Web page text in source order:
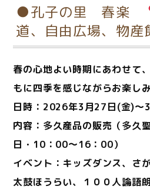
●孔子の里 春楽
道、自由広場、物産
春の心地よい時期にあわせて
もに四季を感じながらお楽し
日時：2026年3月27日(金)～
内容：多久産品の販売（多久
日・10：00～16：00）
イベント：キッズダンス、さ
太鼓ほうらい、１００人論語